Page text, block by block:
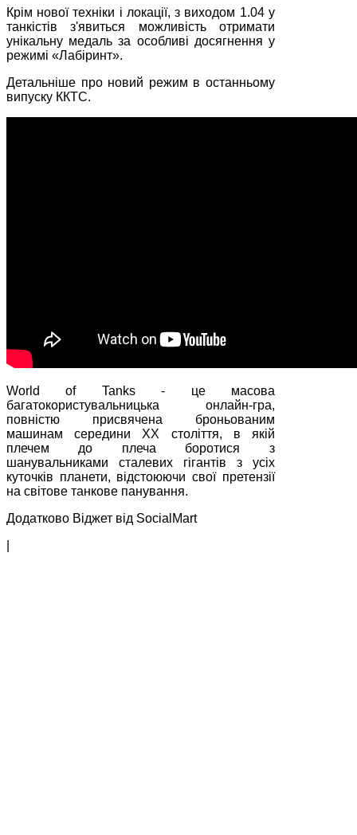
Крім нової техніки і локації, з виходом 1.04 у
танкістів з'явиться можливість отримати
унікальну медаль за особливі досягнення у
режимі «Лабіринт».
Детальніше про новий режим в останньому
випуску ККТС.
World of Tanks - це масова
багатокористувальницька онлайн-гра,
повністю присвячена броньованим
машинам середини XX століття, в якій
плечем до плеча боротися з
шанувальниками сталевих гігантів з усіх
куточків планети, відстоюючи свої претензії
на світове танкове панування.
Додатково Віджет від SocialMart